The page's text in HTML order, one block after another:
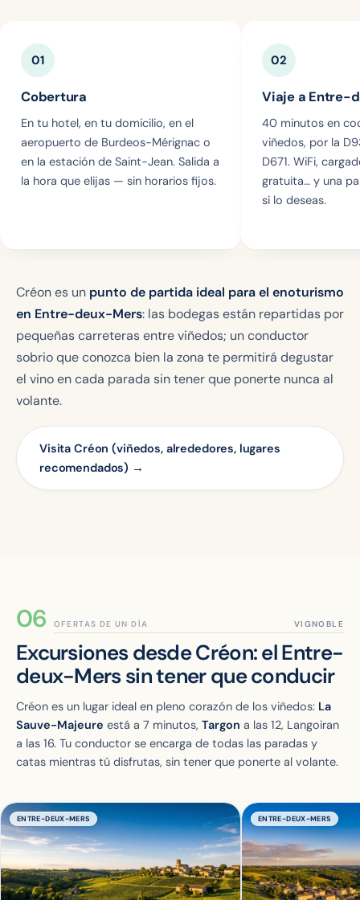
01
Cobertura
En tu hotel, en tu domicilio, en el
aeropuerto de Burdeos-Mérignac o
en la estación de Saint-Jean. Salida a
la hora que elijas — sin horarios fijos.
02
Viaje a Entre-
40 minutos en
viñedos, por la
D671. WiFi,
gratuita… y una
si lo deseas.
Créon es un punto de partida ideal para el enoturismo
en Entre-deux-Mers: las bodegas están repartidas por
pequeñas carreteras entre viñedos; un conductor
sobrio que conozca bien la zona te permitirá degustar
el vino en cada parada sin tener que ponerte nunca al
volante.
Visita Créon (viñedos, alrededores, lugares
recomendados) →
OFERTAS DE UN DÍA
Excursiones desde Créon: el Entre-
deux-Mers sin tener que conducir
Créon es un lugar ideal en pleno corazón de los viñedos: La
Sauve-Majeure está a 7 minutos, Targon a las 12, Langoiran
a las 16. Tu conductor se encarga de todas las paradas y
catas mientras tú disfrutas, sin tener que ponerte al volante.
ENTRE-DEUX-MERS ENTRE-DEUX-MERS